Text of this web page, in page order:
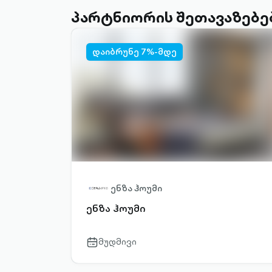
პარტნიორის
დაიბრუნე 7%-მდე
ენზა ჰოუმი
ენზა ჰოუმი
calendar-
მუდმივი